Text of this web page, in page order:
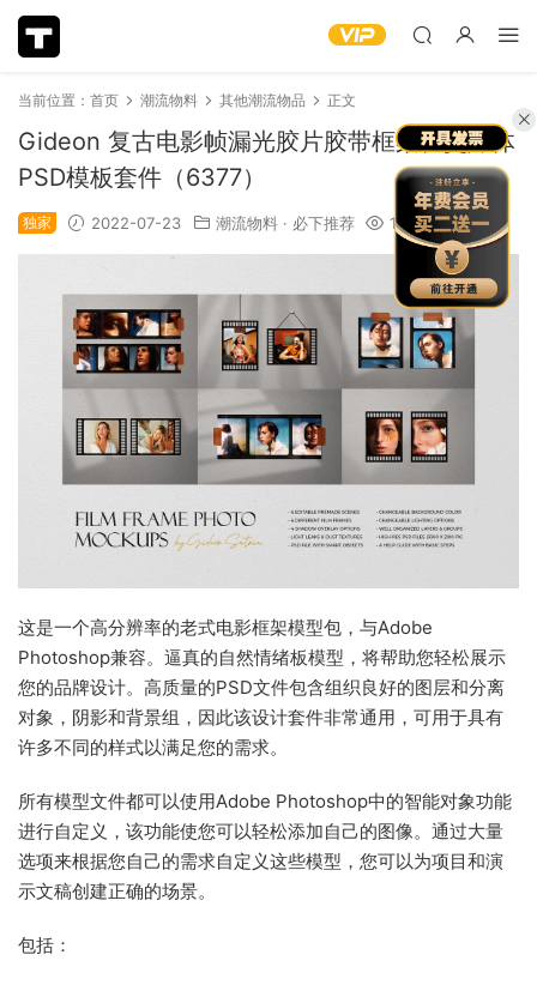
当前位置： 首页 潮流物料 其他潮流物品 正文
Gideon 复古电影帧漏光胶片胶带框架社交媒体
PSD模板套件（6377）
独家 2022-07-23 潮流物料 · 必下推荐 1.06k
这是一个高分辨率的老式电影框架模型包，与Adobe
Photoshop兼容。逼真的自然情绪板模型，将帮助您轻松展示
您的品牌设计。高质量的PSD文件包含组织良好的图层和分离
对象，阴影和背景组，因此该设计套件非常通用，可用于具有
许多不同的样式以满足您的需求。
所有模型文件都可以使用Adobe Photoshop中的智能对象功能
进行自定义，该功能使您可以轻松添加自己的图像。通过大量
选项来根据您自己的需求自定义这些模型，您可以为项目和演
示文稿创建正确的场景。
包括：